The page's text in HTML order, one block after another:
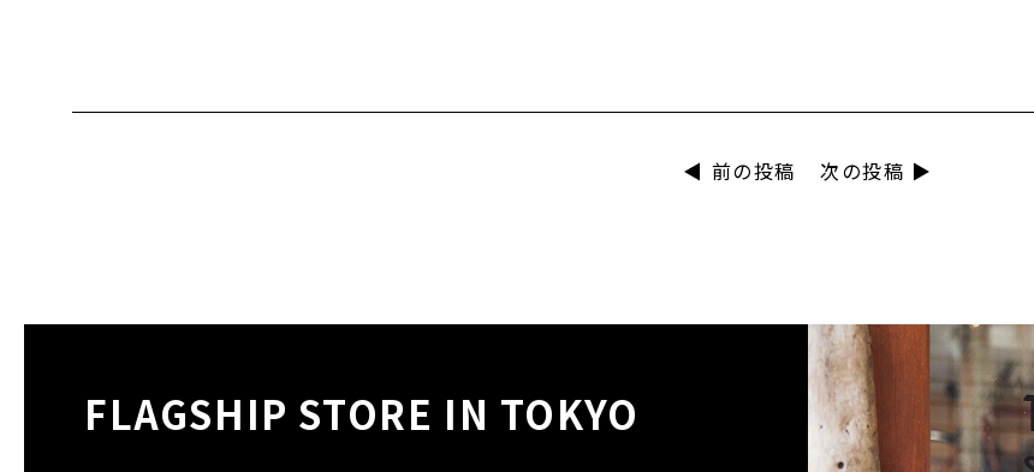
◀︎ 前の投稿 次の投稿 ▶︎
FLAGSHIP STORE IN TOKYO